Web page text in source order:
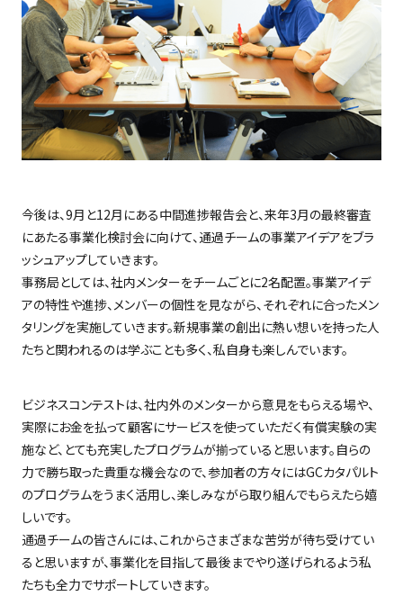
今後は、9月と12月にある中間進捗報告会と、来年3月の最終審査
にあたる事業化検討会に向けて、通過チームの事業アイデアをブラ
ッシュアップしていきます。
事務局としては、社内メンターをチームごとに2名配置。事業アイデ
アの特性や進捗、メンバーの個性を見ながら、それぞれに合ったメン
タリングを実施していきます。新規事業の創出に熱い想いを持った人
たちと関われるのは学ぶことも多く、私自身も楽しんでいます。
ビジネスコンテストは、社内外のメンターから意見をもらえる場や、
実際にお金を払って顧客にサービスを使っていただく有償実験の実
施など、とても充実したプログラムが揃っていると思います。自らの
力で勝ち取った貴重な機会なので、参加者の方々にはGCカタパルト
のプログラムをうまく活用し、楽しみながら取り組んでもらえたら嬉
しいです。
通過チームの皆さんには、これからさまざまな苦労が待ち受けてい
ると思いますが、事業化を目指して最後までやり遂げられるよう私
たちも全力でサポートしていきます。